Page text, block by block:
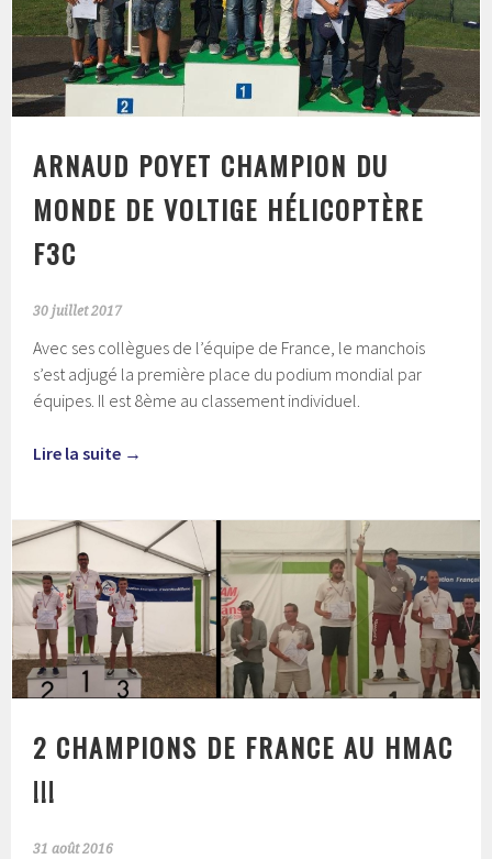
ARNAUD POYET CHAMPION DU
MONDE DE VOLTIGE HÉLICOPTÈRE
F3C
30 juillet 2017
Avec ses collègues de l’équipe de France, le manchois
s’est adjugé la première place du podium mondial par
équipes. Il est 8ème au classement individuel.
Lire la suite →
2 CHAMPIONS DE FRANCE AU HMAC
!!!
31 août 2016